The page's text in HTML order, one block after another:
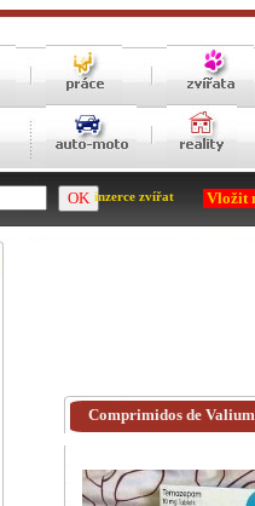
inzerce zvířat Vložit
Comprimidos de